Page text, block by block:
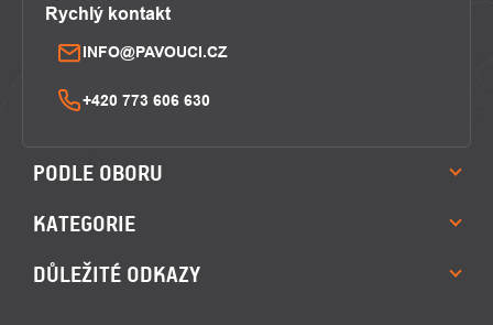
Rychlý kontakt
INFO@PAVOUCI.CZ
+420 773 606 630
PODLE OBORU
KATEGORIE
DŮLEŽITÉ ODKAZY